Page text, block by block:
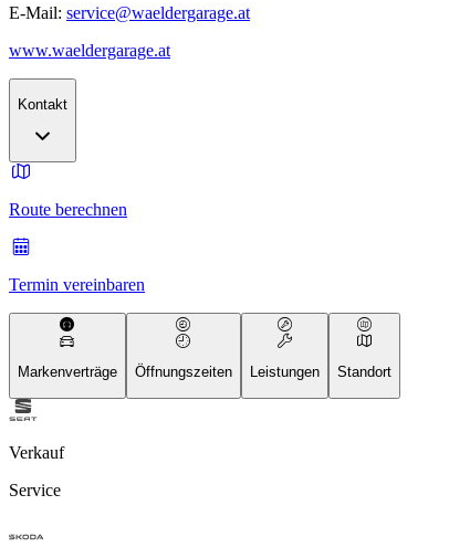
E-Mail: service@waeldergarage.at
www.waeldergarage.at
Kontakt
Route berechnen
Termin vereinbaren
Markenverträge Öffnungszeiten Leistungen Standort
Verkauf
Service